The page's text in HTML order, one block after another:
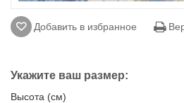
Добавить в избранное
Укажите ваш размер:
Высота (см)